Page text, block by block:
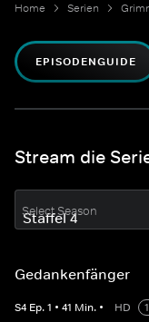
Home Serien
EPISODENGUIDE
Stream die
Select Season
Gedankenfänger
S4 Ep.1 • 41 Min. • HD